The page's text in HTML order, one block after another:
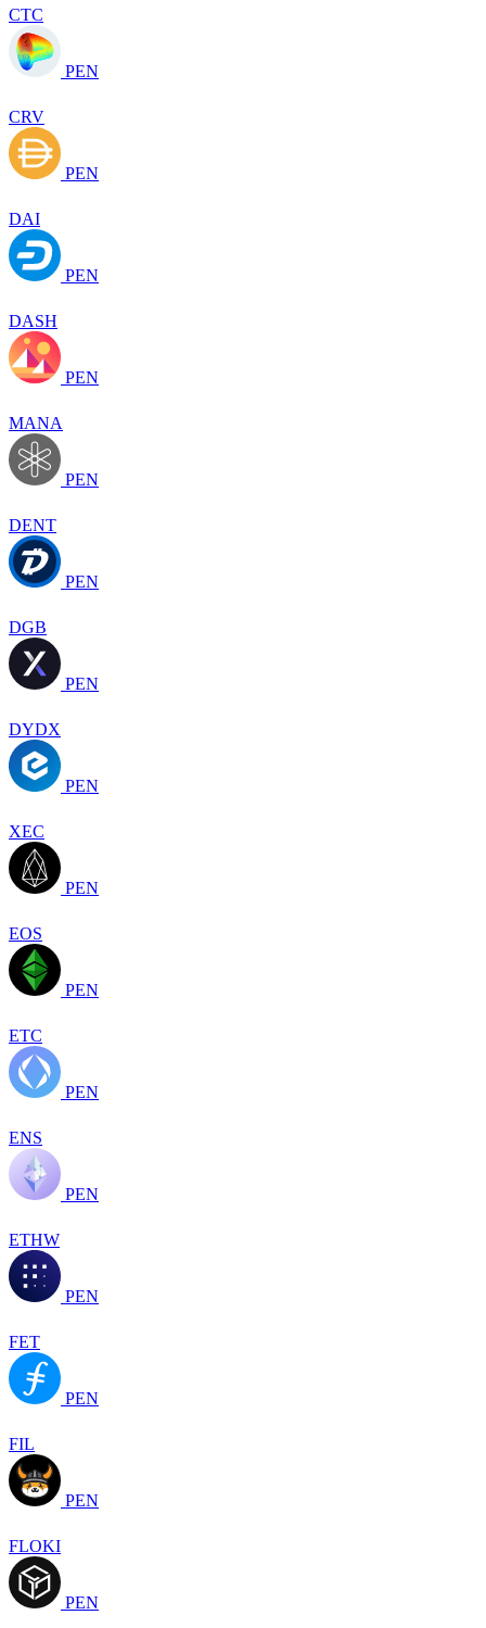
CTC
PEN
CRV
PEN
DAI
PEN
DASH
PEN
MANA
PEN
DENT
PEN
DGB
PEN
DYDX
PEN
XEC
PEN
EOS
PEN
ETC
PEN
ENS
PEN
ETHW
PEN
FET
PEN
FIL
PEN
FLOKI
PEN